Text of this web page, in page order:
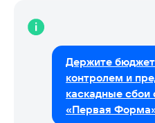
Держите
контролем и
каскадные
«Первая